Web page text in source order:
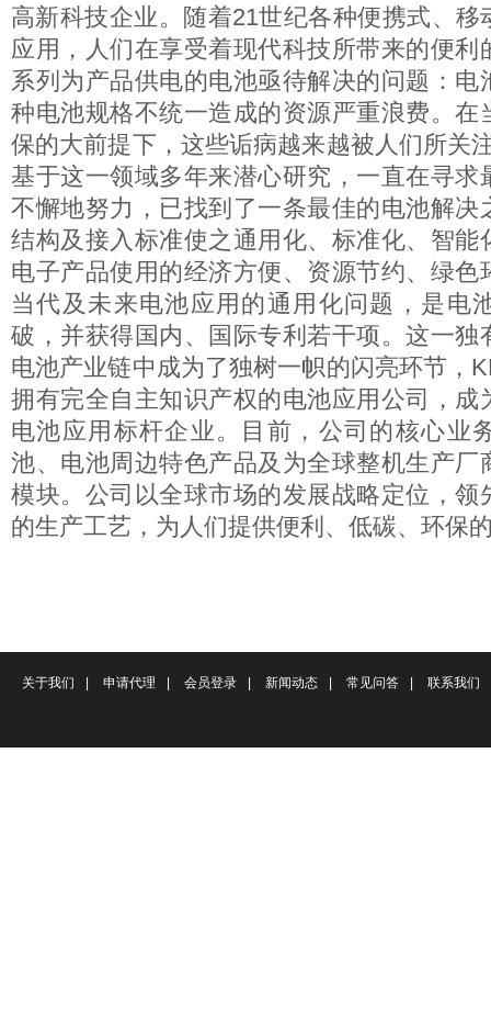
高新科技企业。随着21世纪各种便携式、移
应用，人们在享受着现代科技所带来的便利
系列为产品供电的电池亟待解决的问题：电
种电池规格不统一造成的资源严重浪费。在
保的大前提下，这些诟病越来越被人们所关
基于这一领域多年来潜心研究，一直在寻求
不懈地努力，已找到了一条最佳的电池解决
结构及接入标准使之通用化、标准化、智能
电子产品使用的经济方便、资源节约、绿色
当代及未来电池应用的通用化问题，是电
破，并获得国内、国际专利若干项。这一独
电池产业链中成为了独树一帜的闪亮环节，
拥有完全自主知识产权的电池应用公司，成
电池应用标杆企业。目前，公司的核心业
池、电池周边特色产品及为全球整机生产厂
模块。公司以全球市场的发展战略定位，领
的生产工艺，为人们提供便利、低碳、环保
关于我们 申请代理 会员登录 新闻动态 常见问答 联系我们